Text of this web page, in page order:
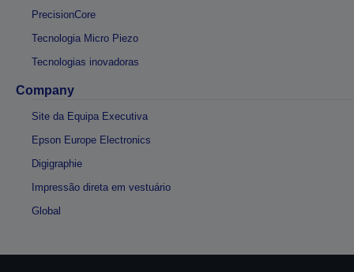
PrecisionCore
Tecnologia Micro Piezo
Tecnologias inovadoras
Company
Site da Equipa Executiva
Epson Europe Electronics
Digigraphie
Impressão direta em vestuário
Global